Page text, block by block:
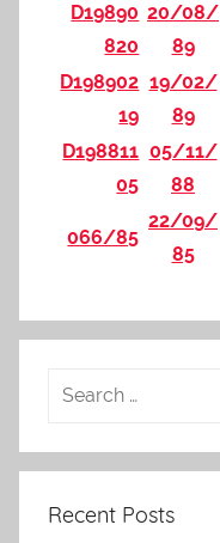
D19890
820
20/08/
89
D198902
19
19/02/
89
D198811
05
05/11/
88
066/85
22/09/
85
Recent Posts